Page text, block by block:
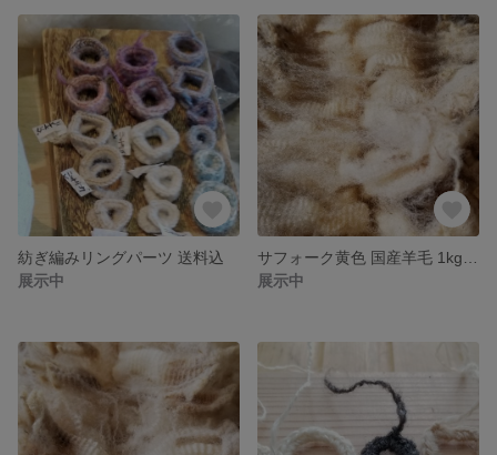
紡ぎ編みリングパーツ 送料込
展示中
展示中